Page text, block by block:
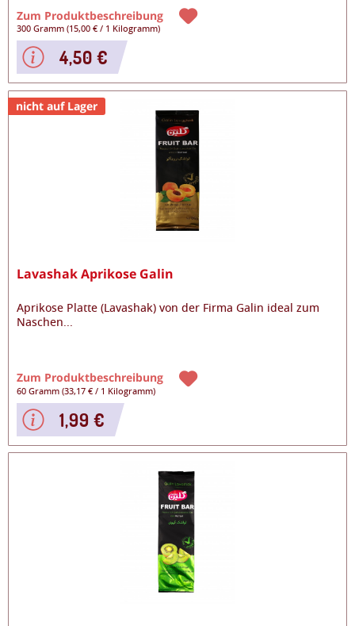
Zum Produktbeschreibung
300 Gramm(15,00 € / 1 Kilogramm)
4,50 €
nicht auf Lager
Lavashak Aprikose Galin
Aprikose Platte (Lavashak) von der Firma Galin ideal zum
Naschen...
Zum Produktbeschreibung
60 Gramm(33,17 € / 1 Kilogramm)
1,99 €